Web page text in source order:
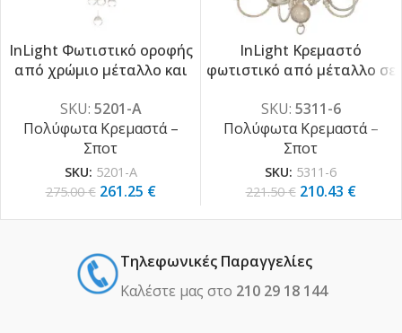
-5%
InLight Φωτιστικό οροφής
από χρώμιο μέταλλο και
D:50cm (5201-Α)
SKU: 5201-Α
Πολύφωτα Κρεμαστά –
Σποτ
SKU: 5201-Α
275.00€ 261.25 €
-5%
InLight Κρεμαστό
φωτιστικό από μέταλλο σε
D:70cm (5311-6)
SKU: 5311-6
Πολύφωτα Κρεμαστά –
Σποτ
SKU: 5311-6
221.50€ 210.43 €
Τηλεφωνικές Παραγγελίες
Καλέστε μας στο 210 29 18 144